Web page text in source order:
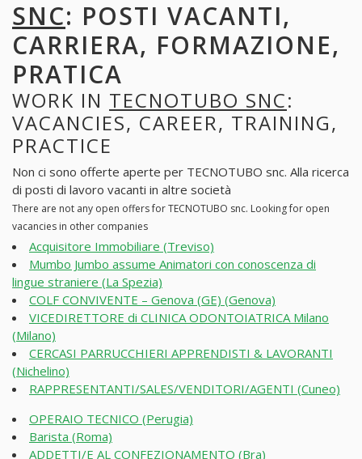
SNC: POSTI VACANTI,
CARRIERA, FORMAZIONE,
PRATICA
WORK IN TECNOTUBO SNC:
VACANCIES, CAREER, TRAINING,
PRACTICE
Non ci sono offerte aperte per TECNOTUBO snc. Alla ricerca
di posti di lavoro vacanti in altre società
There are not any open offers for TECNOTUBO snc. Looking for open
vacancies in other companies
Acquisitore Immobiliare (Treviso)
Mumbo Jumbo assume Animatori con conoscenza di
lingue straniere (La Spezia)
COLF CONVIVENTE – Genova (GE) (Genova)
VICEDIRETTORE di CLINICA ODONTOIATRICA Milano
(Milano)
CERCASI PARRUCCHIERI APPRENDISTI & LAVORANTI
(Nichelino)
RAPPRESENTANTI/SALES/VENDITORI/AGENTI (Cuneo)
OPERAIO TECNICO (Perugia)
Barista (Roma)
ADDETTI/E AL CONFEZIONAMENTO (Bra)